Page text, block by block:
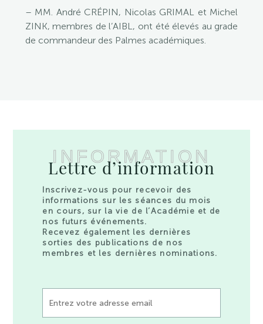
– MM. André CRÉPIN, Nicolas GRIMAL et Michel
ZINK, membres de l’AIBL, ont été élevés au grade
de commandeur des Palmes académiques.
INFORMATION
Lettre d’information
Inscrivez-vous pour recevoir des
informations sur les séances du mois
en cours, sur la vie de l’Académie et de
nos futurs événements.
Recevez également les dernières
sorties des publications de nos
membres et les dernières nominations.